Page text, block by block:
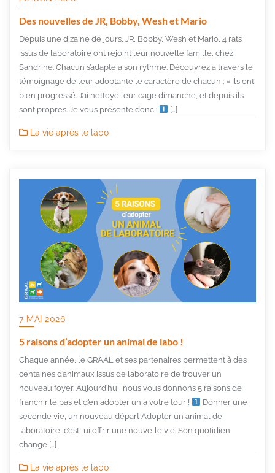
Des nouvelles de JR, Bobby, Wesh et Mario
Depuis une dizaine de jours, JR, Bobby, Wesh et Mario, 4 rats
issus de laboratoire ont rejoint leur nouvelle famille, chez
Sandrine. Chacun s’adapte à son rythme. Découvrez à travers le
témoignage de leur adoptante le caractère de chacun : « Ils ont
bien progressé. J’ai nettoyé leur cage dimanche, et depuis ils
sont propres. Je vous présente donc :
[…]
La vie après le labo
7 MAI 2026
5 raisons d’adopter un animal de labo !
Chaque année, le GRAAL et ses partenaires permettent à des
centaines d’animaux issus de laboratoire de trouver un
nouveau foyer. Aujourd’hui, nous vous donnons 5 raisons de
franchir le pas et d’en adopter un à votre tour !
Donner une
seconde vie, un nouveau départ Adopter un animal de
laboratoire, c’est lui offrir une nouvelle vie. Son quotidien
change […]
La vie après le labo